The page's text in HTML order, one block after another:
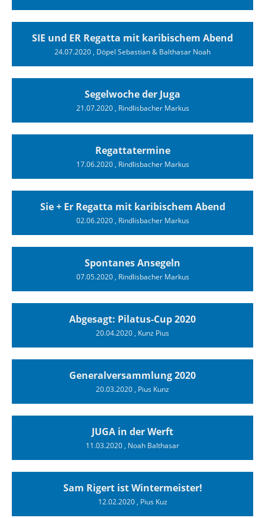
SIE und ER Regatta mit karibischem Abend
24.07.2020, Döpel Sebastian & Balthasar Noah
Segelwoche der Juga
21.07.2020, Rindlisbacher Markus
Regattatermine
17.06.2020, Rindlisbacher Markus
Sie + Er Regatta mit karibischem Abend
02.06.2020, Rindlisbacher Markus
Spontanes Ansegeln
07.05.2020, Rindlisbacher Markus
Abgesagt: Pilatus-Cup 2020
20.04.2020, Kunz Pius
Generalversammlung 2020
20.03.2020, Pius Kunz
JUGA in der Werft
11.03.2020, Noah Balthasar
Sam Rigert ist Wintermeister!
12.02.2020, Pius Kuz